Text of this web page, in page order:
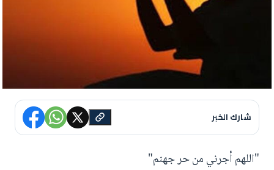
شارك الخبر
"اللهم أجرني من حر جهنم"